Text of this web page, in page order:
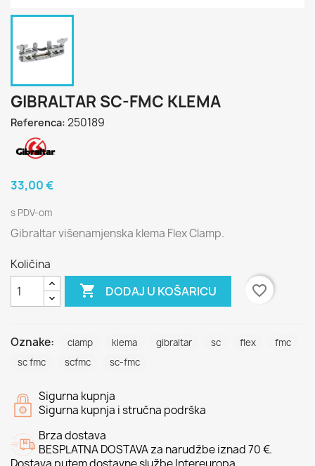
GIBRALTAR SC-FMC KLEMA
Referenca: 250189
33,00 €
s PDV-om
Gibraltar višenamjenska klema Flex Clamp.
Količina
 DODAJ U KOŠARICU favorite_border
Oznake: clamp klema gibraltar sc flex
fmc
sc fmc
scfmc sc-fmc
Sigurna kupnja
Sigurna kupnja i stručna podrška
Brza dostava
BESPLATNA DOSTAVA za narudžbe iznad 70 €.